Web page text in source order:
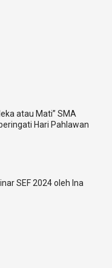
atau Mati” SMA
Hari Pahlawan
SEF 2024 oleh Ina